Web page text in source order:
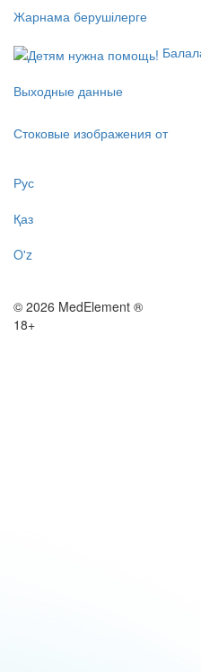
Жарнама берушілерге
Выходные данные
Стоковые изображения от
Рус
Қаз
O'z
© 2026 MedElement ®
18+